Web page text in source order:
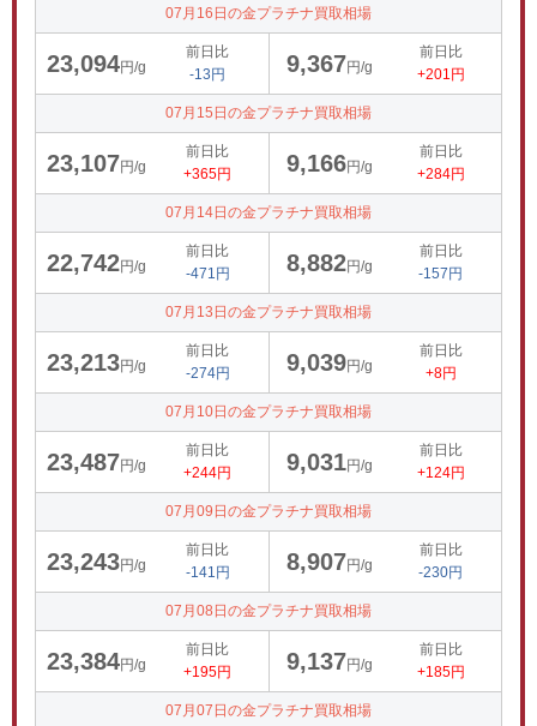
07月16日の金プラチナ買取相場
23,094円/g
前日比
-13円
9,367円/g
前日比
+201円
07月15日の金プラチナ買取相場
23,107円/g
前日比
+365円
9,166円/g
前日比
+284円
07月14日の金プラチナ買取相場
22,742円/g
前日比
-471円
8,882円/g
前日比
-157円
07月13日の金プラチナ買取相場
23,213円/g
前日比
-274円
9,039円/g
前日比
+8円
07月10日の金プラチナ買取相場
23,487円/g
前日比
+244円
9,031円/g
前日比
+124円
07月09日の金プラチナ買取相場
23,243円/g
前日比
-141円
8,907円/g
前日比
-230円
07月08日の金プラチナ買取相場
23,384円/g
前日比
+195円
9,137円/g
前日比
+185円
07月07日の金プラチナ買取相場